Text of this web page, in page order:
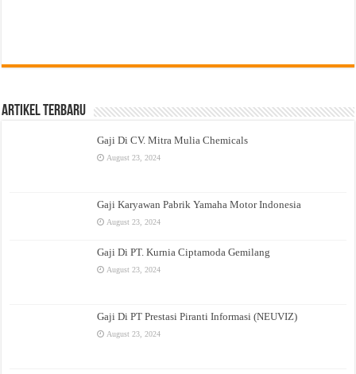
Artikel Terbaru
Gaji Di CV. Mitra Mulia Chemicals
August 23, 2024
Gaji Karyawan Pabrik Yamaha Motor Indonesia
August 23, 2024
Gaji Di PT. Kurnia Ciptamoda Gemilang
August 23, 2024
Gaji Di PT Prestasi Piranti Informasi (NEUVIZ)
August 23, 2024